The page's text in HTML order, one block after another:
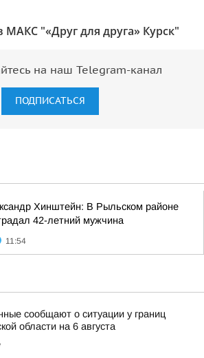
МАКС "«Друг для друга» Курск"
на наш Telegram-канал
ПОДПИСАТЬСЯ
Хинштейн: В Рыльском районе
42-летний мужчина
11:54
сообщают о ситуации у границ
области на 6 августа